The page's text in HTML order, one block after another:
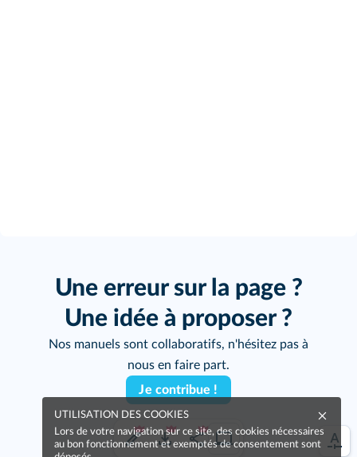
Une erreur sur la page ?
Une idée à proposer ?
Nos manuels sont collaboratifs, n'hésitez pas à
nous en faire part.
Je contribue !
UTILISATION DES COOKIES
Lors de votre navigation sur ce site, des cookies nécessaires
au bon fonctionnement et exemptés de consentement sont